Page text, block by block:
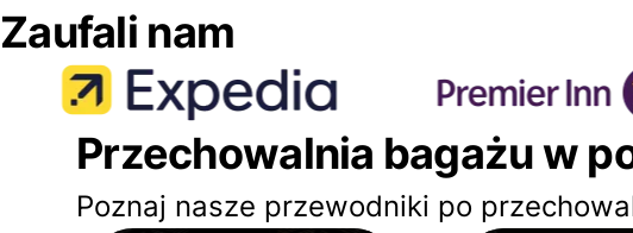
Zaufali nam
Przechowalnia bagażu w
Poznaj nasze przewodniki po